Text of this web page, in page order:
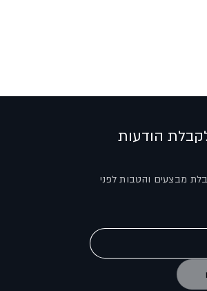
הודעות
מבצעים והטבות לפני